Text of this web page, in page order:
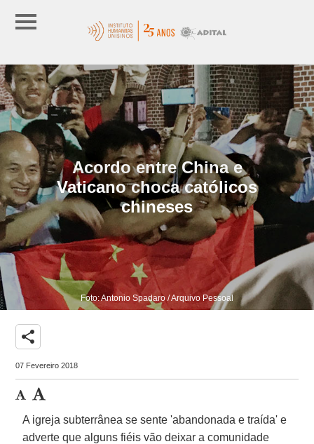
Acordo entre China e
Vaticano choca católicos
chineses
Foto: Antonio Spadaro / Arquivo Pessoal
share
07 Fevereiro 2018
A igreja subterrânea se sente 'abandonada e traída' e
adverte que alguns fiéis vão deixar a comunidade